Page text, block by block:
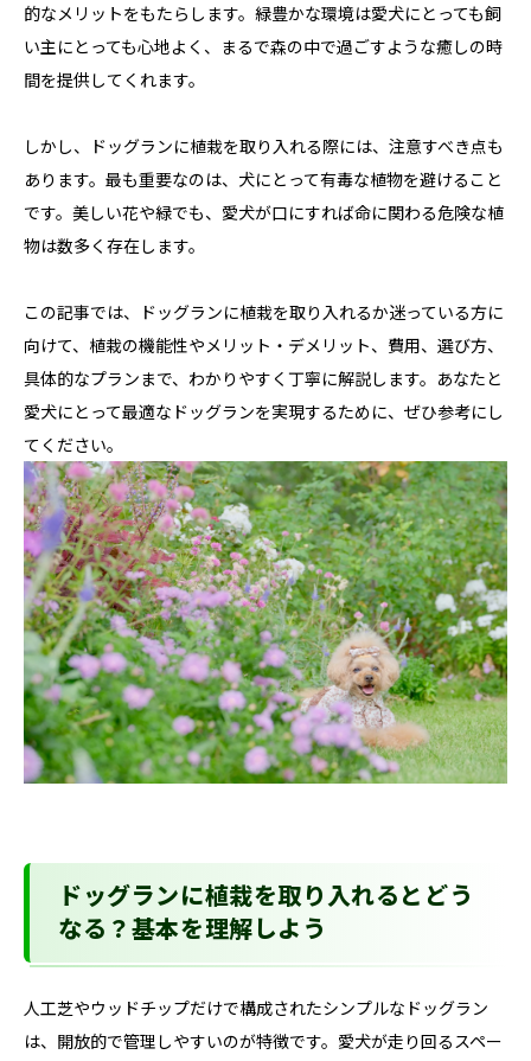
的なメリットをもたらします。緑豊かな環境は愛犬にとっても飼
い主にとっても心地よく、まるで森の中で過ごすような癒しの時
間を提供してくれます。
しかし、ドッグランに植栽を取り入れる際には、注意すべき点も
あります。最も重要なのは、犬にとって有毒な植物を避けること
です。美しい花や緑でも、愛犬が口にすれば命に関わる危険な植
物は数多く存在します。
この記事では、ドッグランに植栽を取り入れるか迷っている方に
向けて、植栽の機能性やメリット・デメリット、費用、選び方、
具体的なプランまで、わかりやすく丁寧に解説します。あなたと
愛犬にとって最適なドッグランを実現するために、ぜひ参考にし
てください。
ドッグランに植栽を取り入れるとどう
なる？基本を理解しよう
人工芝やウッドチップだけで構成されたシンプルなドッグラン
は、開放的で管理しやすいのが特徴です。愛犬が走り回るスペー